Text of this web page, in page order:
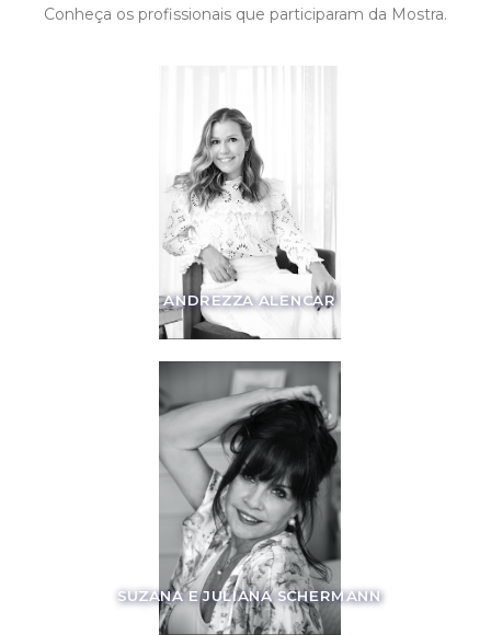
Conheça os profissionais que participaram da Mostra.
ANDREZZA ALENCAR
SUZANA E JULIANA SCHERMANN